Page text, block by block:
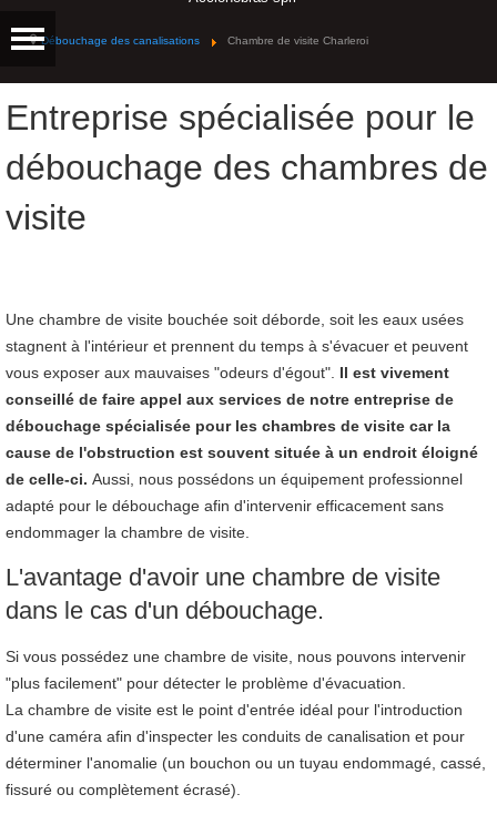
Débouchage des canalisations Chambre de visite Charleroi
Entreprise spécialisée pour le
débouchage des chambres de
visite
Une chambre de visite bouchée soit déborde, soit les eaux usées
stagnent à l'intérieur et prennent du temps à s'évacuer et peuvent
vous exposer aux mauvaises "odeurs d'égout". Il est vivement
conseillé de faire appel aux services de notre entreprise de
débouchage spécialisée pour les chambres de visite car la
cause de l'obstruction est souvent située à un endroit éloigné
de celle-ci. Aussi, nous possédons un équipement professionnel
adapté pour le débouchage afin d'intervenir efficacement sans
endommager la chambre de visite.
L'avantage d'avoir une chambre de visite
dans le cas d'un débouchage.
Si vous possédez une chambre de visite, nous pouvons intervenir
"plus facilement" pour détecter le problème d'évacuation.
La chambre de visite est le point d'entrée idéal pour l'introduction
d'une caméra afin d'inspecter les conduits de canalisation et pour
déterminer l'anomalie (un bouchon ou un tuyau endommagé, cassé,
fissuré ou complètement écrasé).